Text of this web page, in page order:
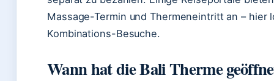
Massage-Termin und Thermeneintritt an –
Kombinations-Besuche.
Wann hat die Bali Therme